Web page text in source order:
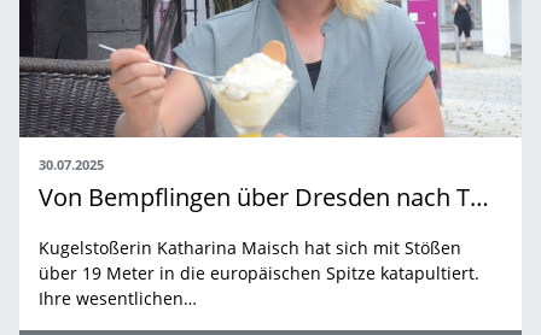
30.07.2025
Von Bempflingen über Dresden nach Tokio
Kugelstoßerin Katharina Maisch hat sich mit Stößen
über 19 Meter in die europäischen Spitze katapultiert.
Ihre wesentlichen…